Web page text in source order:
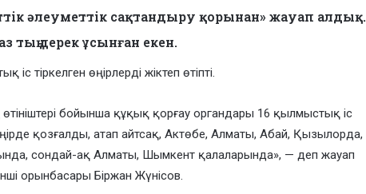
әлеуметтік сақтандыру қорынан» жауап алдық.
тың дерек ұсынған екен.
тіркелген өңірлерді жіктеп өтіпті.
бойынша құқық қорғау органдары 16 қылмыстық іс
қозғалды, атап айтсақ, Актөбе, Алматы, Абай, Қызылорда,
сондай-ақ Алматы, Шымкент қалаларында», — деп жауап
орынбасары Біржан Жүнісов.